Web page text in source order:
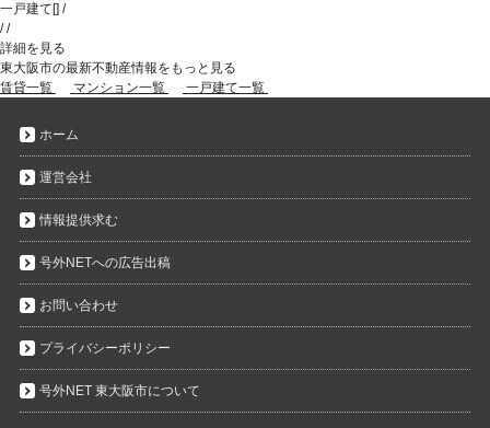
一戸建て [] /
//
詳細を見る
東大阪市の最新不動産情報をもっと見る
賃貸一覧
マンション一覧 一戸建て一覧
ホーム
運営会社
情報提供求む
号外NETへの広告出稿
お問い合わせ
プライバシーポリシー
号外NET 東大阪市について